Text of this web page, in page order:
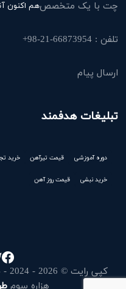
چت با یک متخصصهم اکنون
تلفن : 66873954-21-98+
ارسال پیام
تبلیغات هدفمند
دوره آموزشی قیمت تیرآهن خرید
خرید نبشی قیمت روز آهن
هزاره سوم